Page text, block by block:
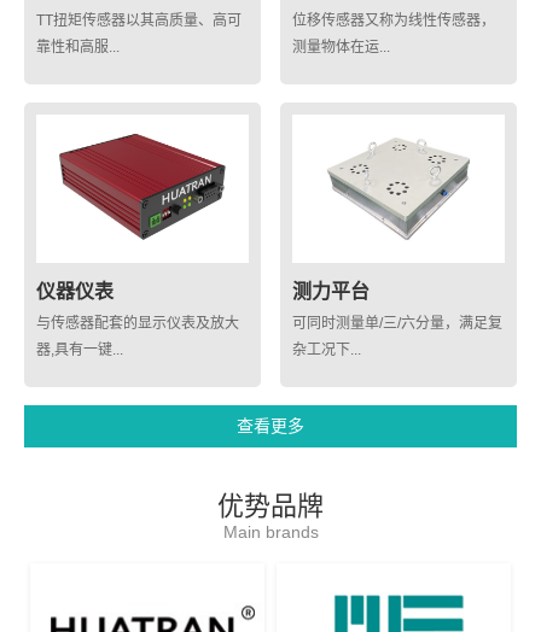
TT扭矩传感器以其高质量、高可
靠性和高服...
位移传感器又称为线性传感器，
测量物体在运...
仪器仪表
与传感器配套的显示仪表及放大
器,具有一键...
测力平台
可同时测量单/三/六分量，满足复
杂工况下...
查看更多
优势品牌
Main brands